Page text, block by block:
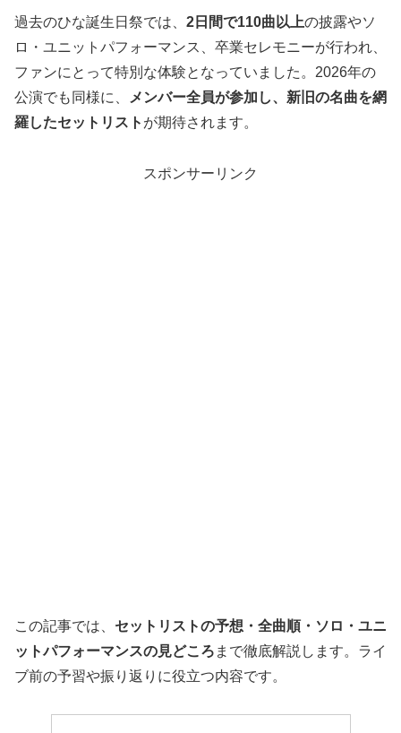
過去のひな誕生日祭では、 2日間で110曲以上の披露やソ
ロ・ユニットパフォーマンス、卒業セレモニーが行われ、
ファンにとって特別な体験となっていました。2026年の
公演でも同様に、
メンバー全員が参加し、新旧の名曲を網
羅したセットリスト が期待されます。
スポンサーリンク
この記事では、 セットリストの予想・全曲順・ソロ・ユニ
ットパフォーマンスの見どころ まで徹底解説します。ライ
ブ前の予習や振り返りに役立つ内容です。